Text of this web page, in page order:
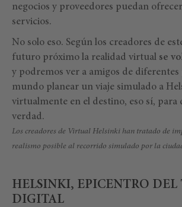
negocios y proveedores puedan
servicios.
No solo eso. Según los creadores de
futuro próximo la realidad virtual se
y podremos ver a amigos de diferentes
mundo planear un viaje simulado a
virtualmente en el destino, eso sí, para
verdad.
Los creadores de Virtual Helsinki han tratado de
realismo posible al recorrido simulado por la
HELSINKI, EPICENTRO DEL
DIGITAL